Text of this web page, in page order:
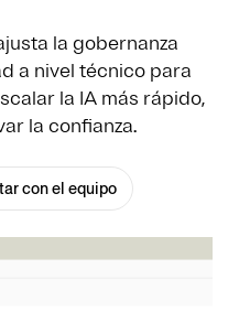
la gobernanza
a nivel técnico para
la IA más rápido,
la confianza.
con el equipo